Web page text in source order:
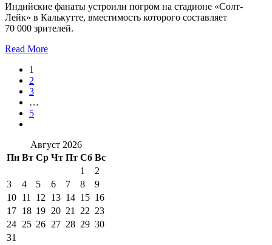
Индийские фанаты устроили погром на стадионе «Солт-
Лейк» в Калькутте, вместимость которого составляет
70 000 зрителей.
Read More
1
2
3
…
5
Август 2026
Пн Вт Ср Чт Пт Сб Вс
1
2
3
4 5 6 7 8
9
10 11 12 13 14 15 16
17 18 19 20 21 22 23
24 25 26 27 28 29 30
31